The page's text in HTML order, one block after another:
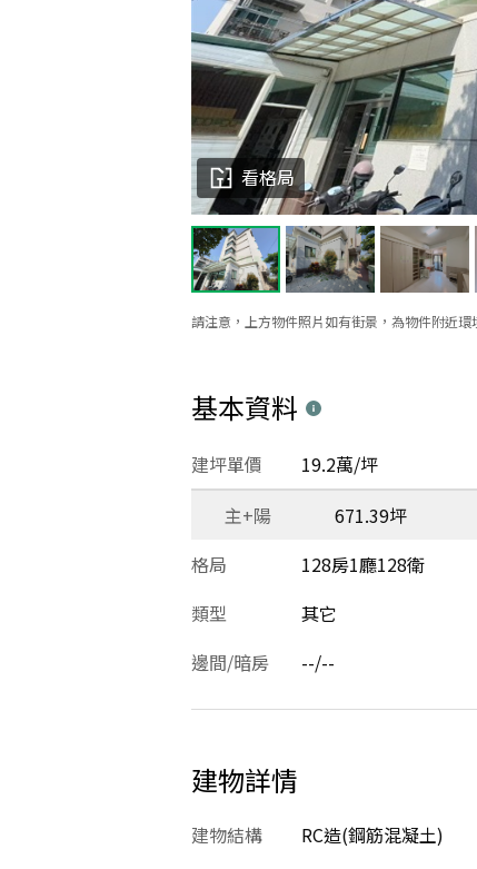
請注意，上方物件照片如有街景，為物件附近環
看格局
基本資料
建坪單價 19.2萬/坪
主+陽
671.39坪
格局
128房1廳128衛
類型
其它
邊間/暗房
--/--
建物詳情
建物結構 RC造(鋼筋混凝土)